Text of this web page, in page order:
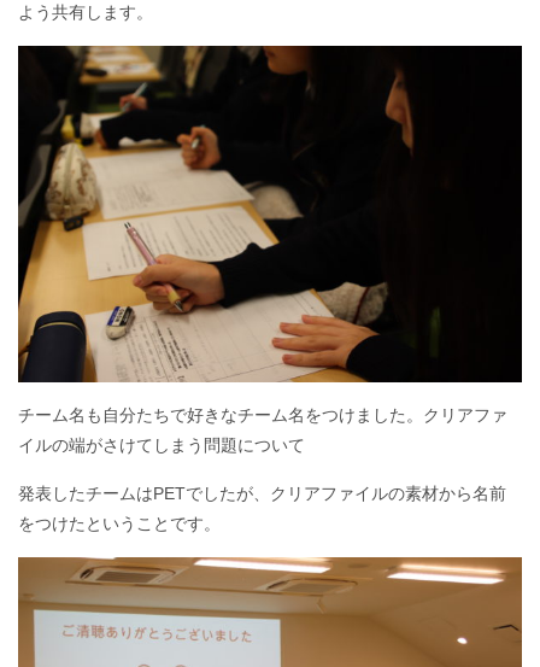
よう共有します。
チーム名も自分たちで好きなチーム名をつけました。クリアファ
イルの端がさけてしまう問題について
発表したチームはPETでしたが、クリアファイルの素材から名前
をつけたということです。